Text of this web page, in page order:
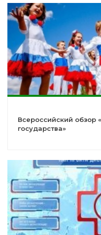
Всероссийский обзор
государства»